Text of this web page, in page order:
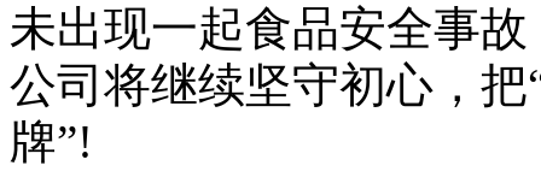
未出现一起食品安全事
公司将继续坚守初心，
牌”!